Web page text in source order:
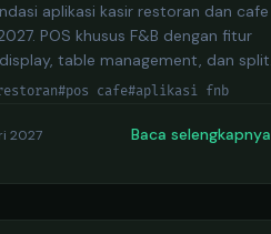
aplikasi kasir restoran dan cafe
POS khusus F&B dengan fitur
table management, dan split
#pos cafe#aplikasi fnb
2027 Baca selengkapnya